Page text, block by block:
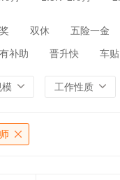
双休 五险一金
有补助 晋升快 车贴
模 工作性质